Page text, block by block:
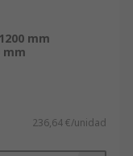
mm
mm
236,64 €/unidad